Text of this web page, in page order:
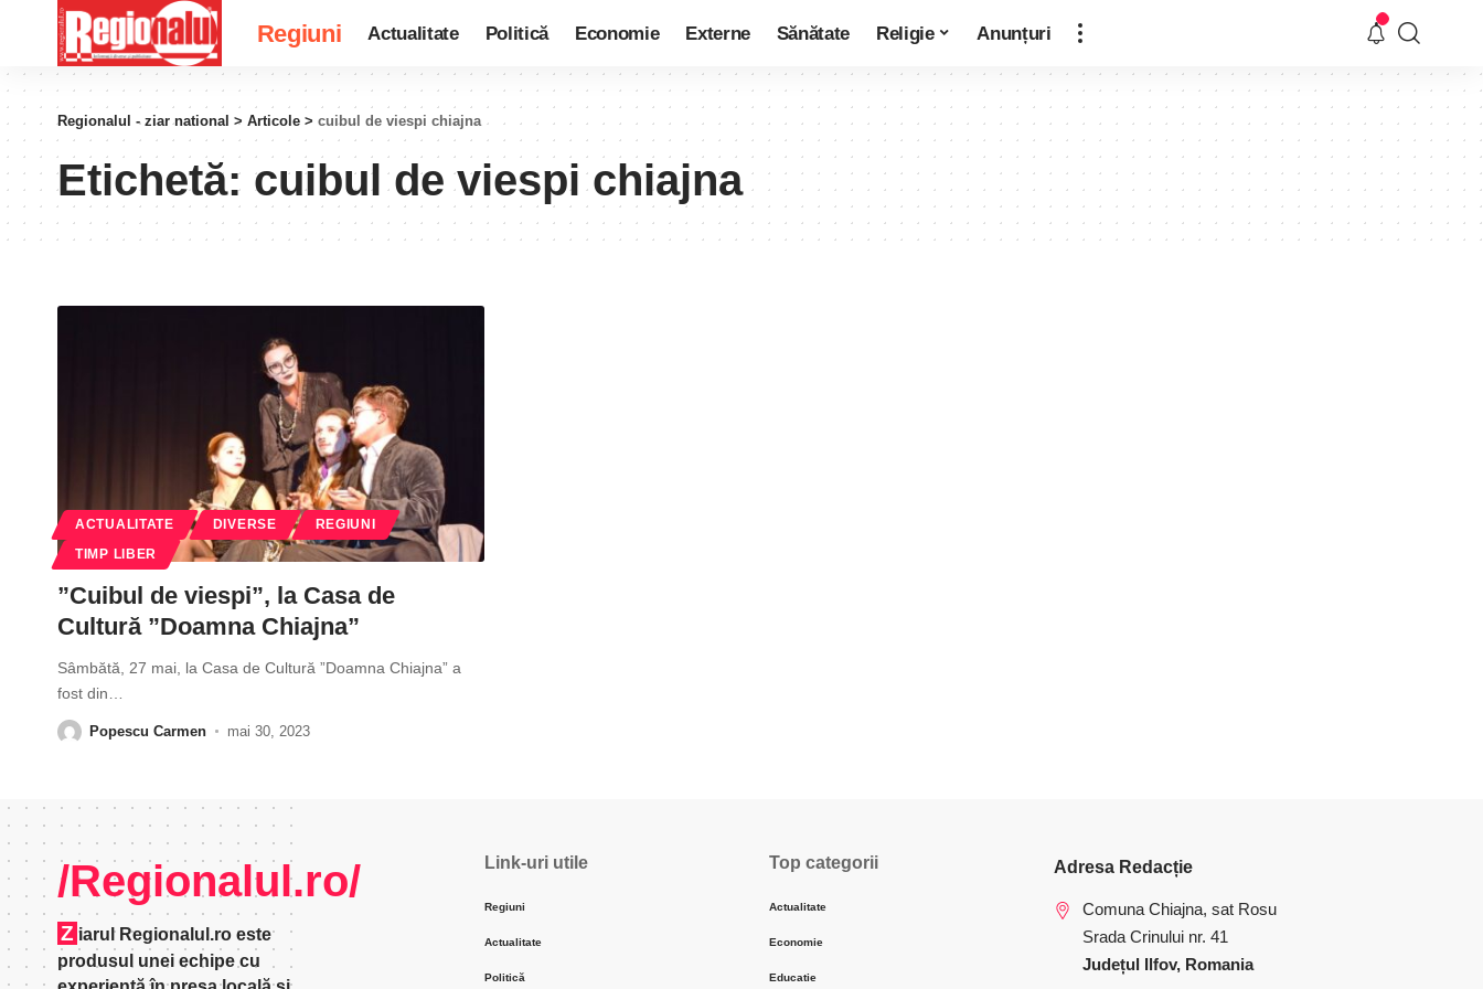
Regiuni Actualitate Politică Economie Externe Sănătate Religie Anunțuri
Regionalul - ziar national > Articole > cuibul de viespi chiajna
Etichetă: cuibul de viespi chiajna
ACTUALITATE DIVERSE REGIUNI
TIMP LIBER
”Cuibul de viespi”, la Casa de
Cultură ”Doamna Chiajna”
Sâmbătă, 27 mai, la Casa de Cultură ”Doamna Chiajna” a
fost din
Popescu Carmen mai 30, 2023
/Regionalul.ro/
Z iarul Regionalul.ro este
produsul unei echipe cu
Link-uri utile
Regiuni
Actualitate
Politică
Top categorii
Actualitate
Economie
Educatie
Adresa Redacție
Comuna Chiajna, sat Rosu
Srada Crinului nr. 41
Județul Ilfov, Romania